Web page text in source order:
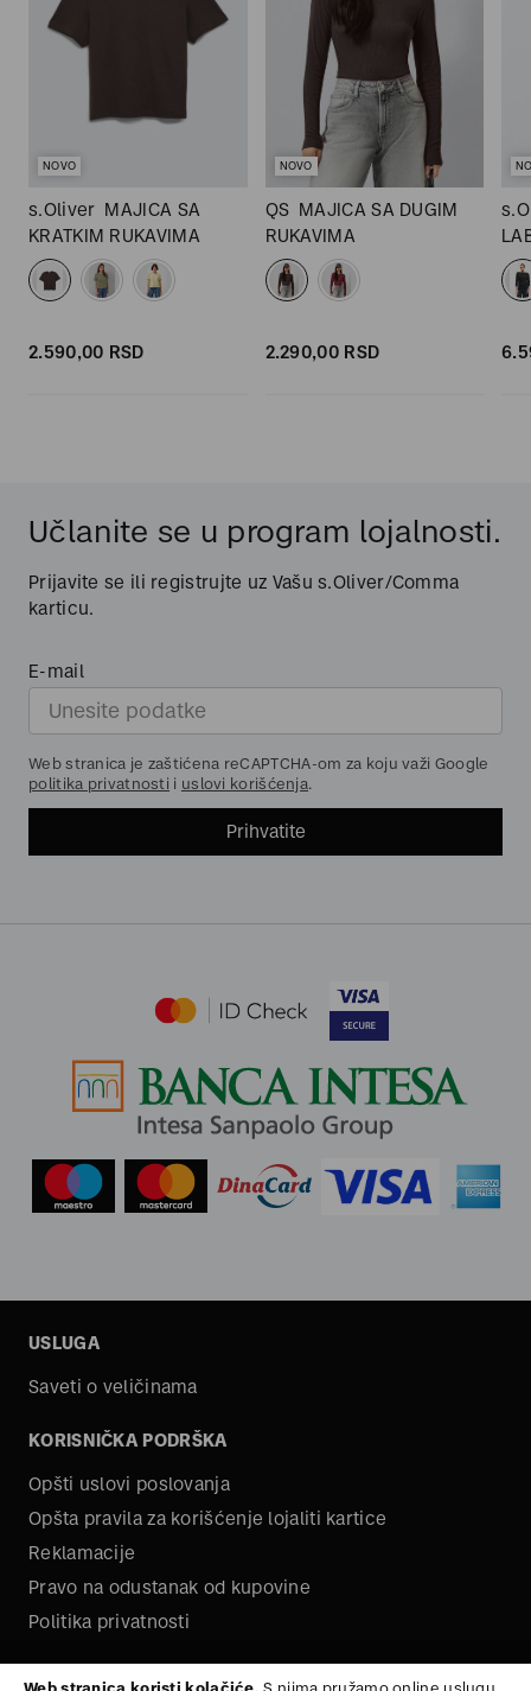
NOVO
s.Oliver MAJICA SA
KRATKIM RUKAVIMA
2.590,00 RSD
NOVO
QS MAJICA SA DUGIM
RUKAVIMA
2.290,00 RSD
Učlanite se u program lojalnosti.
Prijavite se ili registrujte uz Vašu s.Oliver/Comma
karticu.
E-mail
Web stranica je zaštićena reCAPTCHA-om za koju važi Google
politika privatnosti i uslovi korišćenja.
Prihvatite
USLUGA
Saveti o veličinama
KORISNIČKA PODRŠKA
Opšti uslovi poslovanja
Opšta pravila za korišćenje lojaliti kartice
Reklamacije
Pravo na odustanak od kupovine
Politika privatnosti